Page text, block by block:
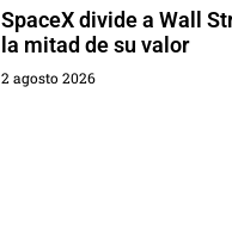
SpaceX divide a Wall
la mitad de su valor
2 agosto 2026